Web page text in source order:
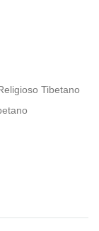
Tibetano